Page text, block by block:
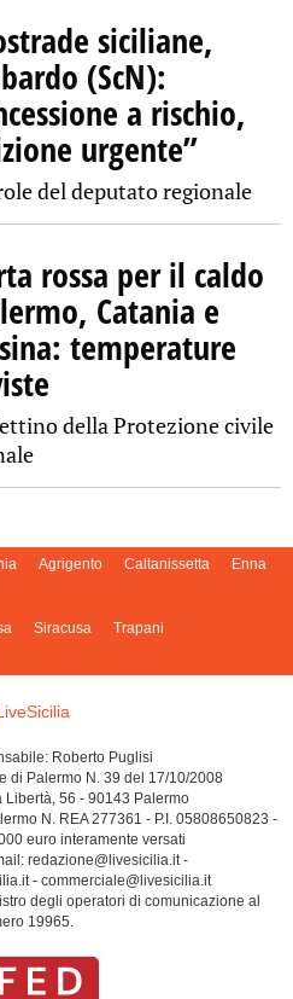
siciliane,
(ScN):
a rischio,
urgente”
del deputato regionale
rossa per il caldo
Catania e
temperature
della Protezione civile
Agrigento Caltanissetta Enna
Siracusa Trapani
Roberto Puglisi
di Palermo N. 39 del 17/10/2008
56 - 90143 Palermo
N. REA 277361 - P.I. 05808650823 -
euro interamente versati
redazione@livesicilia.it -
- commerciale@livesicilia.it
degli operatori di comunicazione al
19965.